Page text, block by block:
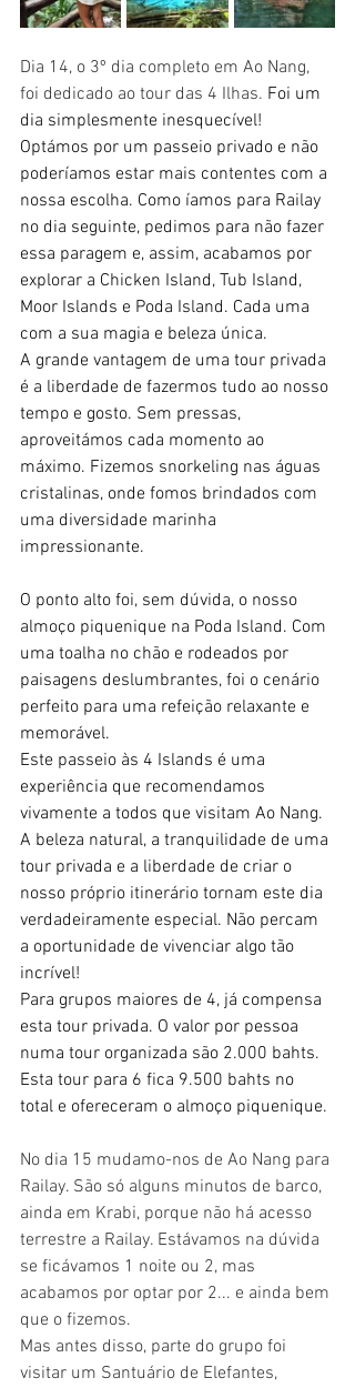
Dia 14, o 3º dia completo em Ao Nang,
foi dedicado ao tour das 4 Ilhas. Foi um
dia simplesmente inesquecível!
Optámos por um passeio privado e não
poderíamos estar mais contentes com a
nossa escolha. Como íamos para Railay
no dia seguinte, pedimos para não fazer
essa paragem e, assim, acabamos por
explorar a Chicken Island, Tub Island,
Moor Islands e Poda Island. Cada uma
com a sua magia e beleza única.
A grande vantagem de uma tour privada
é a liberdade de fazermos tudo ao nosso
tempo e gosto. Sem pressas,
aproveitámos cada momento ao
máximo. Fizemos snorkeling nas águas
cristalinas, onde fomos brindados com
uma diversidade marinha
impressionante.
O ponto alto foi, sem dúvida, o nosso
almoço piquenique na Poda Island. Com
uma toalha no chão e rodeados por
paisagens deslumbrantes, foi o cenário
perfeito para uma refeição relaxante e
memorável.
Este passeio às 4 Islands é uma
experiência que recomendamos
vivamente a todos que visitam Ao Nang.
A beleza natural, a tranquilidade de uma
tour privada e a liberdade de criar o
nosso próprio itinerário tornam este dia
verdadeiramente especial. Não percam
a oportunidade de vivenciar algo tão
incrível!
Para grupos maiores de 4, já compensa
esta tour privada. O valor por pessoa
numa tour organizada são 2.000 bahts.
Esta tour para 6 fica 9.500 bahts no
total e ofereceram o almoço piquenique.
No dia 15 mudamo-nos de Ao Nang para
Railay. São só alguns minutos de barco,
ainda em Krabi, porque não há acesso
terrestre a Railay. Estávamos na dúvida
se ficávamos 1 noite ou 2, mas
acabamos por optar por 2... e ainda bem
que o fizemos.
Mas antes disso, parte do grupo foi
visitar um Santuário de Elefantes,